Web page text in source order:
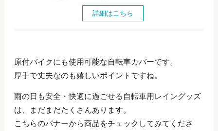
詳細はこちら
原付バイクにも使用可能な自転車カバーです。
厚手で丈夫なのも嬉しいポイントですね。
雨の日も安全・快適に過ごせる自転車用レイングッズ
は、まだまだたくさんあります。
こちらのバナーから商品をチェックしてみてくださ